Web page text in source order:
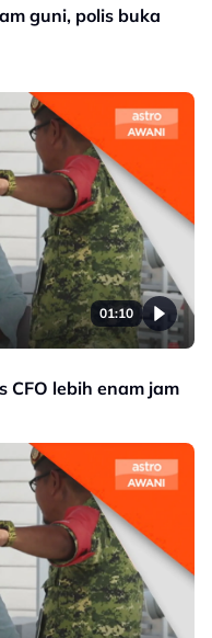
guni, polis buka
01:10
CFO lebih enam jam